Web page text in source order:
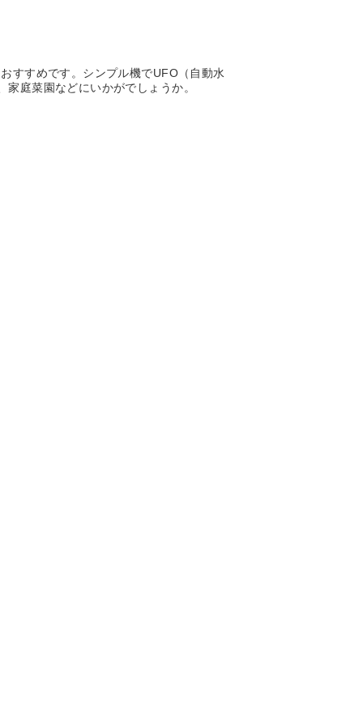
すすめです。シンプル機でUFO（自動水
庭菜園などにいかがでしょうか。